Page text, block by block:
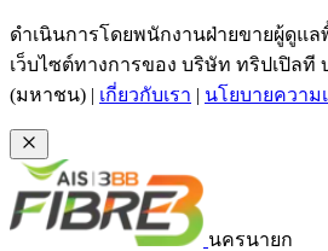
ข้ามไปเนื้อหาหลัก
ดำเนินการโดยพนักงานฝ่ายขายผู้ดูแ
เว็บไซต์ทางการของ บริษัท ทริปเปิลที
(มหาชน) | เกี่ยวกับเรา | นโยบายความ
นครนายก